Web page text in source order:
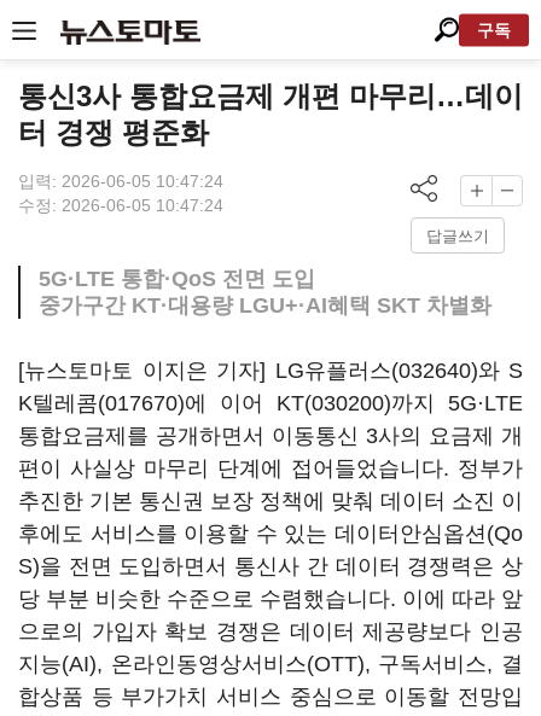
구독
통신3사 통합요금제 개편 마무리…데이
터 경쟁 평준화
입력: 2026-06-05 10:47:24
수정: 2026-06-05 10:47:24
답글쓰기
5G·LTE 통합·QoS 전면 도입
중가구간 KT·대용량 LGU+·AI혜택 SKT 차별화
[뉴스토마토 이지은 기자] LG유플러스(032640)와 S
K텔레콤(017670)에 이어 KT(030200)까지 5G·LTE
통합요금제를 공개하면서 이동통신 3사의 요금제 개
편이 사실상 마무리 단계에 접어들었습니다. 정부가
추진한 기본 통신권 보장 정책에 맞춰 데이터 소진 이
후에도 서비스를 이용할 수 있는 데이터안심옵션(Qo
S)을 전면 도입하면서 통신사 간 데이터 경쟁력은 상
당 부분 비슷한 수준으로 수렴했습니다. 이에 따라 앞
으로의 가입자 확보 경쟁은 데이터 제공량보다 인공
지능(AI), 온라인동영상서비스(OTT), 구독서비스, 결
합상품 등 부가가치 서비스 중심으로 이동할 전망입